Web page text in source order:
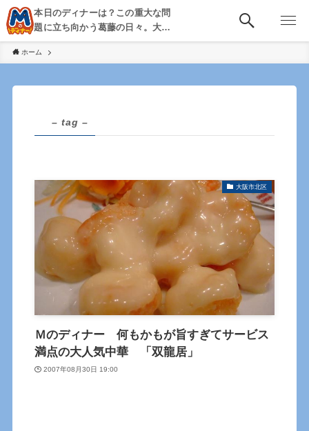
本日のディナーは？この重大な問
題に立ち向かう葛藤の日々。大
阪・京都・神戸を中心とした食べ
歩き、飲み歩きを綴る。
ホーム
– tag –
大阪市北区
Ｍのディナー 何もかもが旨すぎてサービス
満点の大人気中華 「双龍居」
2007年08月30日 19:00